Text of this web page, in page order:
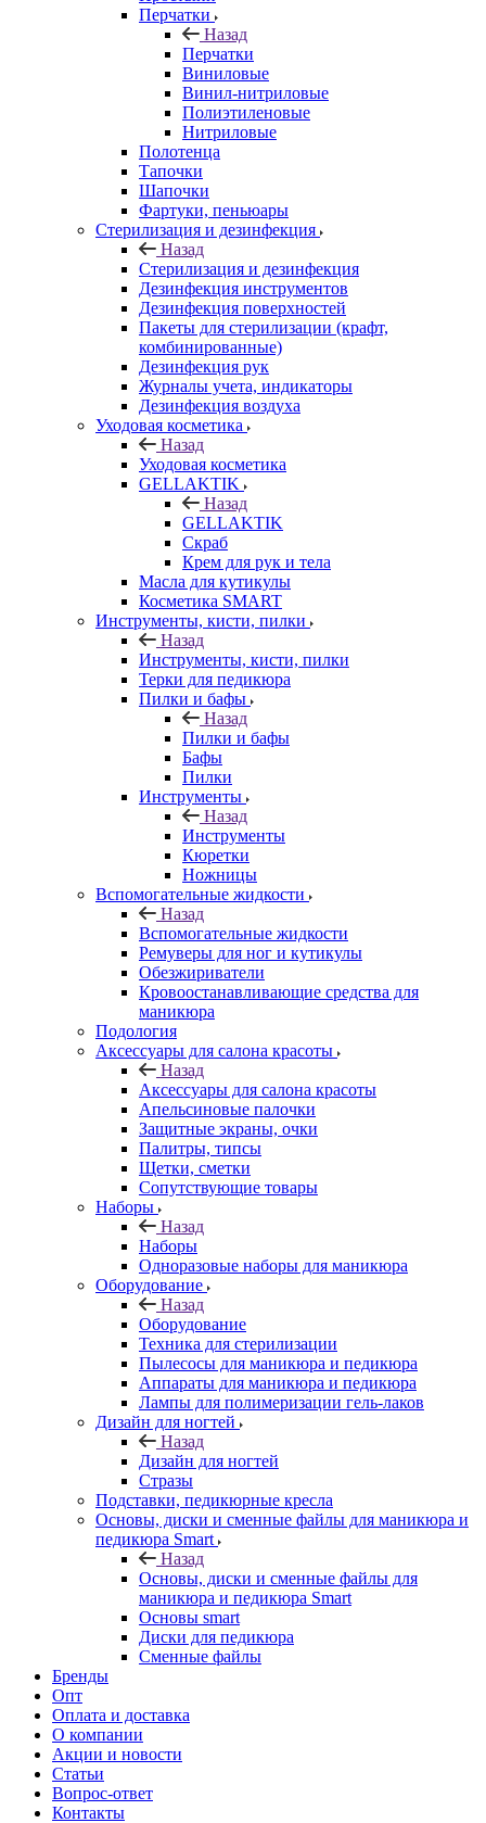
Перчатки
Назад
Перчатки
Виниловые
Винил-нитриловые
Полиэтиленовые
Нитриловые
Полотенца
Тапочки
Шапочки
Фартуки, пеньюары
Стерилизация и дезинфекция
Назад
Стерилизация и дезинфекция
Дезинфекция инструментов
Дезинфекция поверхностей
Пакеты для стерилизации (крафт,
комбинированные)
Дезинфекция рук
Журналы учета, индикаторы
Дезинфекция воздуха
Уходовая косметика
Назад
Уходовая косметика
GELLAKTIK
Назад
GELLAKTIK
Скраб
Крем для рук и тела
Масла для кутикулы
Косметика SMART
Инструменты, кисти, пилки
Назад
Инструменты, кисти, пилки
Терки для педикюра
Пилки и бафы
Назад
Пилки и бафы
Бафы
Пилки
Инструменты
Назад
Инструменты
Кюретки
Ножницы
Вспомогательные жидкости
Назад
Вспомогательные жидкости
Ремуверы для ног и кутикулы
Обезжириватели
Кровоостанавливающие средства для
маникюра
Подология
Аксессуары для салона красоты
Назад
Аксессуары для салона красоты
Апельсиновые палочки
Защитные экраны, очки
Палитры, типсы
Щетки, сметки
Сопутствующие товары
Наборы
Назад
Наборы
Одноразовые наборы для маникюра
Оборудование
Назад
Оборудование
Техника для стерилизации
Пылесосы для маникюра и педикюра
Аппараты для маникюра и педикюра
Лампы для полимеризации гель-лаков
Дизайн для ногтей
Назад
Дизайн для ногтей
Стразы
Подставки, педикюрные кресла
Основы, диски и сменные файлы для маникюра и
педикюра Smart
Назад
Основы, диски и сменные файлы для
маникюра и педикюра Smart
Основы smart
Диски для педикюра
Сменные файлы
Бренды
Опт
Оплата и доставка
О компании
Акции и новости
Статьи
Вопрос-ответ
Контакты